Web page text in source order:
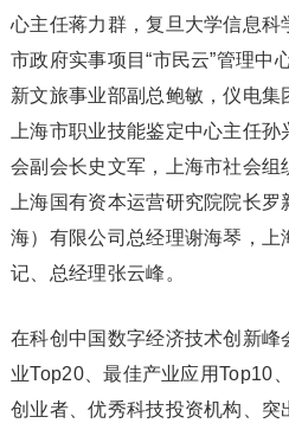
心主任蒋力群，复旦大学信息
市政府实事项目“市民云”管理中
新文旅事业部副总鲍敏，仪电集
上海市职业技能鉴定中心主任
会副会长史文军，上海市社会组
上海国有资本运营研究院院长
海）有限公司总经理谢海琴，
记、总经理张云峰。
在科创中国数字经济技术创新
业Top20、最佳产业应用Top10
创业者、优秀科技投资机构、突